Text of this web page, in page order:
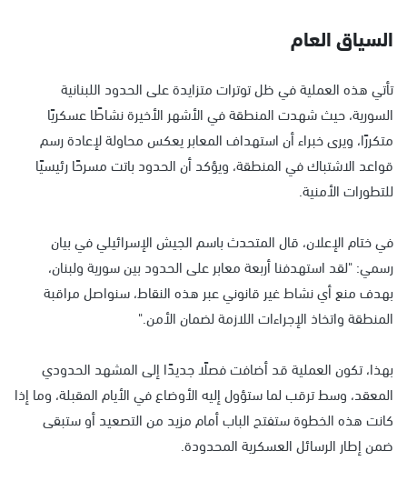
السياق العام
تأتي هذه العملية في ظل توترات متزايدة على الحدود اللبنانية
السورية، حيث شهدت المنطقة في الأشهر الأخيرة نشاطًا عسكريًا
متكررًا، ويرى خبراء أن استهداف المعابر يعكس محاولة لإعادة رسم
قواعد الاشتباك في المنطقة، ويؤكد أن الحدود باتت مسرحًا رئيسيًا
للتطورات الأمنية.
في ختام الإعلان، قال المتحدث باسم الجيش الإسرائيلي في بيان
رسمي: "لقد استهدفنا أربعة معابر على الحدود بين سورية ولبنان،
بهدف منع أي نشاط غير قانوني عبر هذه النقاط، سنواصل مراقبة
المنطقة واتخاذ الإجراءات اللازمة لضمان الأمن."
بهذا، تكون العملية قد أضافت فصلًا جديدًا إلى المشهد الحدودي
المعقد، وسط ترقب لما ستؤول إليه الأوضاع في الأيام المقبلة، وما إذا
كانت هذه الخطوة ستفتح الباب أمام مزيد من التصعيد أو ستبقى
ضمن إطار الرسائل العسكرية المحدودة.